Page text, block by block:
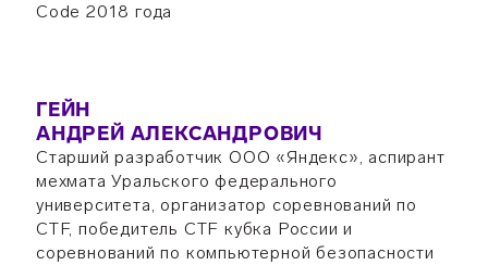
Code 2018 года
ГЕЙН
АНДРЕЙ АЛЕКСАНДРОВИЧ
Старший разработчик ООО «Яндекс», аспирант
мехмата Уральского федерального
университета, организатор соревнований по
CTF, победитель CTF кубка России и
соревнований по компьютерной безопасности